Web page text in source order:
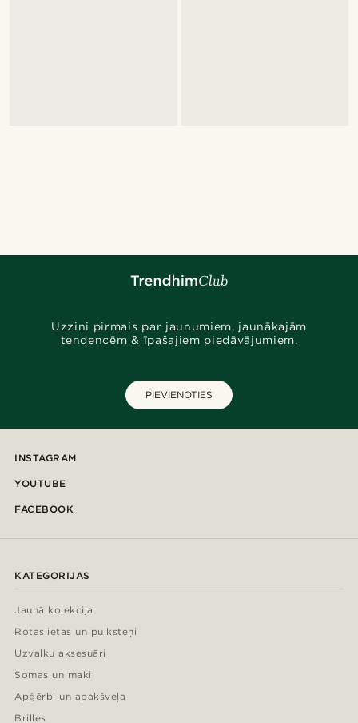
Uzzini pirmais par jaunumiem, jaunākajām
tendencēm & īpašajiem piedāvājumiem.
PIEVIENOTIES
INSTAGRAM
YOUTUBE
FACEBOOK
KATEGORIJAS
Jaunā kolekcija
Rotaslietas un pulksteņi
Uzvalku aksesuāri
Somas un maki
Apģērbi un apakšveļa
Brilles